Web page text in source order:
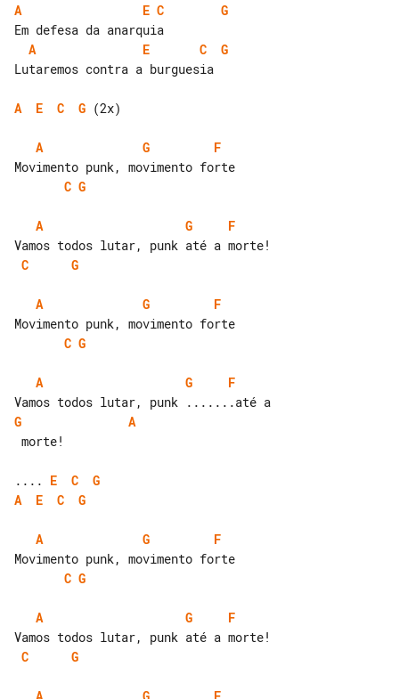
A
E C
G
A
E C
G
Lutaremos contra a burguesia
A E C G (2x)
A G
F
C G
A G
F
C
G
A G
F
C G
A G
F
G
A
.... E C
G
A
E C G
A G
F
C G
A G
F
C
G